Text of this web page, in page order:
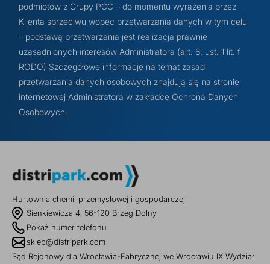
podmiotów z Grupy PCC – do momentu wyrażenia przez
Klienta sprzeciwu wobec przetwarzania danych w tym celu
– podstawą przetwarzania jest realizacja prawnie
uzasadnionych interesów Administratora (art. 6. ust. 1 lit. f
RODO) Szczegółowe informacje na temat zasad
przetwarzania danych osobowych znajdują się na stronie
internetowej Administratora w zakładce Ochrona Danych
Osobowych.
Hurtownia chemii przemysłowej i gospodarczej
Sienkiewicza 4, 56-120 Brzeg Dolny
Pokaż numer telefonu
sklep@distripark.com
Sąd Rejonowy dla Wrocławia-Fabrycznej we Wrocławiu IX Wydział